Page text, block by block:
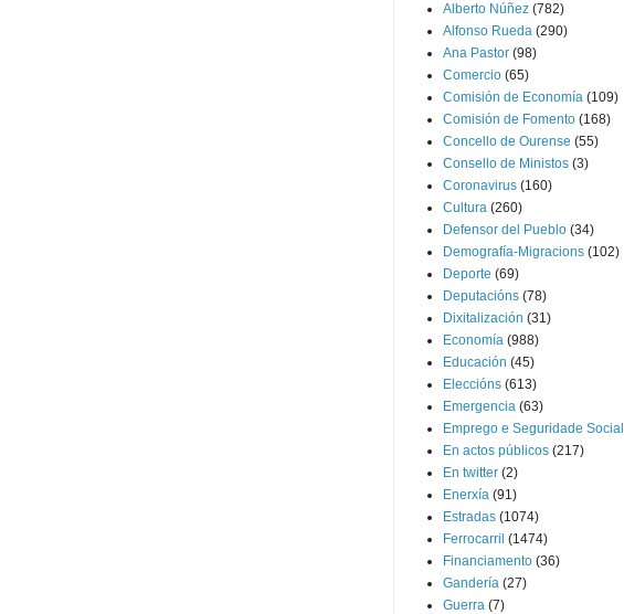
Alberto Núñez (782)
Alfonso Rueda (290)
Ana Pastor (98)
Comercio (65)
Comisión de Economía (109)
Comisión de Fomento (168)
Concello de Ourense (55)
Consello de Ministos (3)
Coronavirus (160)
Cultura (260)
Defensor del Pueblo (34)
Demografía-Migracions (102)
Deporte (69)
Deputacións (78)
Dixitalización (31)
Economía (988)
Educación (45)
Eleccións (613)
Emergencia (63)
Emprego e Seguridade Social
En actos públicos (217)
En twitter (2)
Enerxía (91)
Estradas (1074)
Ferrocarril (1474)
Financiamento (36)
Gandería (27)
Guerra (7)